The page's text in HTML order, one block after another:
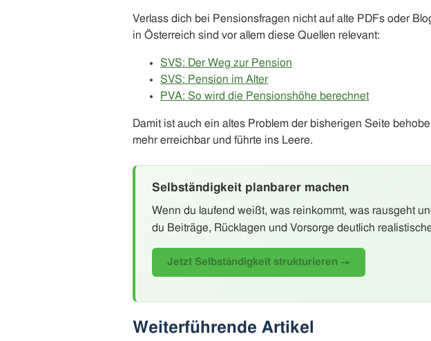
Verlass dich bei Pensionsfragen nicht auf alte PDFs oder
in Österreich sind vor allem diese Quellen relevant:
SVS: Der Weg zur Pension
SVS: Pension im Alter
PVA: So wird die Pensionshöhe berechnet
Damit ist auch ein altes Problem der bisherigen Seite
mehr erreichbar und führte ins Leere.
Selbständigkeit planbarer machen
Wenn du laufend weißt, was reinkommt, was rausgeht
du Beiträge, Rücklagen und Vorsorge deutlich
Jetzt Selbständigkeit strukturieren →
Weiterführende Artikel